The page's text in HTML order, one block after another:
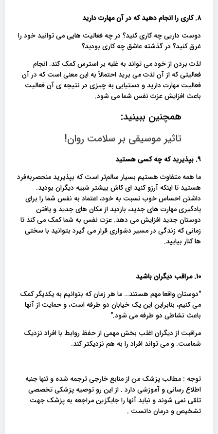
۸. کاری را انجام دهید که در آن مهارت دارید
دوست داریی چه کاری کنید؟ در چه فعالیت هایی می توانید خود را
غرق کنید؟ در گذشته عاشق چه کاری بودید؟
لذت بردن از خود می تواند به غلبه بر استرس کمک کند. انجام
فعالیتی که از آن لذت می برید احتمالاً به این معنی است که در آن
فعالیت مهارت دارید و دستیابی به چیزی در نتیجه ی آن فعالیت
باعث افزایش عزت نفس شما می شود.
همچنین ببینید:
تاثیر موسیقی بر سلامت روان!
۹. بپذیرید که چه کسی هستید
ما همه متفاوت هستیم بسیار سالم‌تر است که بپذیرید منحصربه‌فرد
هستید تا اینکه آرزو کنید ای کاش بیشتر شبیه دیگران بودید.
داشتن احساس خوب نسبت به خود، اعتماد به نفس شما را برای
یادگیری مهارت های جدید، بازدید از مکان های جدید و یافتن
دوستان جدید افزایش می دهد. عزت نفس به شما کمک می کند تا
زمانی که زندگی در مسیر دشواری قرار می گیرد بتوانید با سختی
ها کنار بیایید.
۱۰. مراقب دیگران باشید
"دوستان واقعا مهم هستند… ما هر زمان که بتوانیم به یکدیگر کمک
می کنیم، بنابراین این یک خیابان دو طرفه است، و حمایت از آنها
باعث نشاطی دو طرفه می شود."
مراقبت از دیگران اغلب بخش مهمی از حفظ روابط با افراد نزدیک
شماست. و می تواند افراد را به هم نزدیکتر کند.
توجه : مطالب پزشک من از منابع خارجی ترجمه شده و تنها جنبه
اطلاع رسانی و آموزشی دارد . از این رو توصیه پزشکی تخصصی
تلقی نمی شوند و نباید آنها را جایگزین مراجعه به پزشک جهت
تشخیص و درمان دانست .